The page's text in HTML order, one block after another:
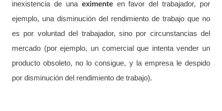
inexistencia de una eximenteen favor del trabajador, por
ejemplo, una disminución del rendimiento de trabajo que no
es por voluntad del trabajador, sino por circunstancias del
mercado (por ejemplo, un comercial que intenta vender un
producto obsoleto, no lo consigue, y la empresa le despido
por disminución del rendimiento de trabajo).